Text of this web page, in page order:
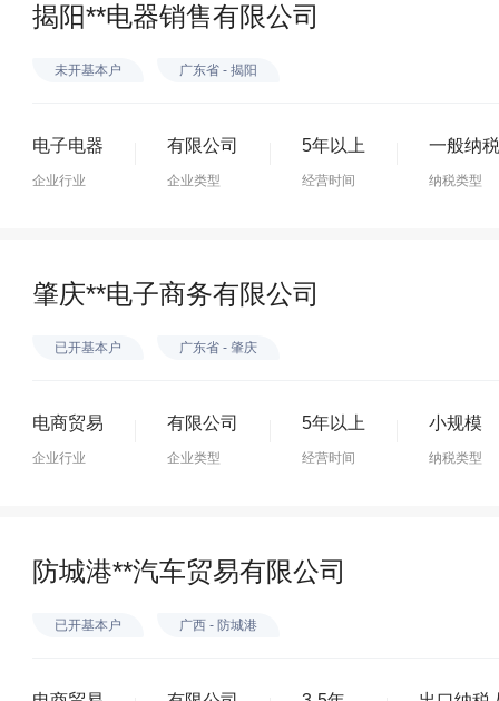
揭阳**电器销售有限公司
未开基本户 广东省 - 揭阳
电子电器
企业行业
有限公司
企业类型
5年以上
经营时间
一般纳
纳税类型
肇庆**电子商务有限公司
已开基本户 广东省 - 肇庆
电商贸易
企业行业
有限公司
企业类型
5年以上
经营时间
小规模
纳税类型
防城港**汽车贸易有限公司
已开基本户 广西 - 防城港